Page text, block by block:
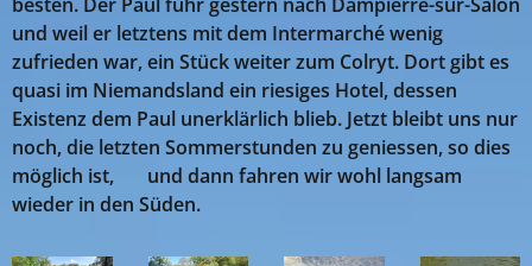
und weil er letztens mit dem Intermarché wenig
zufrieden war, ein Stück weiter zum Colryt. Dort gibt es
quasi im Niemandsland ein riesiges Hotel, dessen
Existenz dem Paul unerklärlich blieb. Jetzt bleibt uns nur
noch, die letzten Sommerstunden zu geniessen, so dies
möglich ist, 😉 und dann fahren wir wohl langsam
wieder in den Süden.